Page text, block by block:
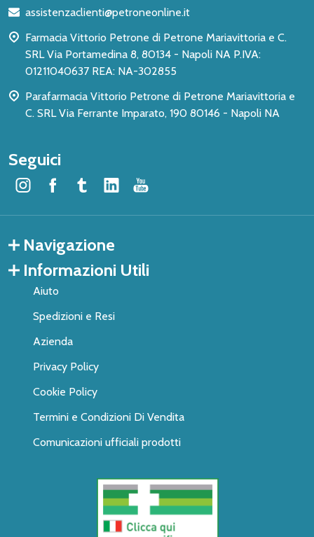
pagina
assistenzaclienti@petroneonline.it
Farmacia Vittorio Petrone di Petrone Mariavittoria e C.
SRL Via Portamedina 8, 80134 - Napoli NA P.IVA:
01211040637 REA: NA-302855
Parafarmacia Vittorio Petrone di Petrone Mariavittoria e
C. SRL Via Ferrante Imparato, 190 80146 - Napoli NA
Seguici
Navigazione
Informazioni Utili
Aiuto
Spedizioni e Resi
Azienda
Privacy Policy
Cookie Policy
Termini e Condizioni Di Vendita
Comunicazioni ufficiali prodotti